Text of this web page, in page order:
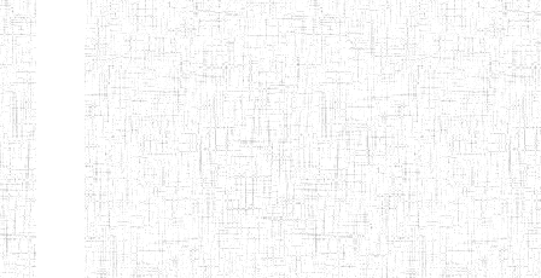
Etablissements
d'enseignement
normal
ENI